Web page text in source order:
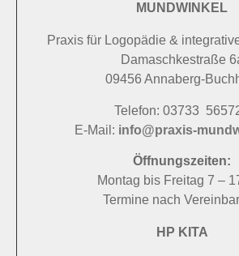
MUNDWINKEL
Praxis für Logopädie &
Damaschkestraße
09456 Annaberg-
Telefon: 03733
E-Mail: info@praxis-
Öffnungszeiten:
Montag bis Freitag 7 –
Termine nach
HP KITA